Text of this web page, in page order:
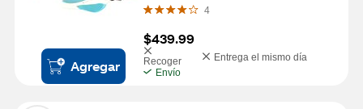
Agregar
4
$439.99
Recoger
Entrega el mismo día
Envío